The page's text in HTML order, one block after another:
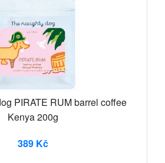
PIRATE RUM barrel coffee
Kenya 200g
389 Kč